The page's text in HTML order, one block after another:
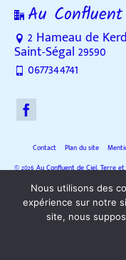
Au
2 Hameau de
Saint-Ségal 29590
0677344741
Contact Plan du site
© 2026 Au Confluent de Ciel, Terre
Nous utilisons des
expérience sur notre
site, nous